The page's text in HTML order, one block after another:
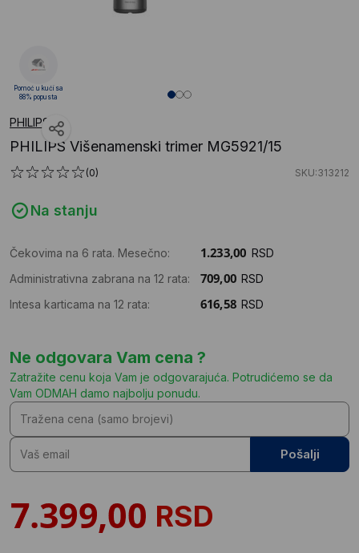
PHILIPS
PHILIPS Višenamenski trimer MG5921/15
(0) SKU:313212
Na stanju
Čekovima na 6 rata. Mesečno:
RSD
Administrativna zabrana na 12 rata:
RSD
Intesa karticama na 12 rata:
RSD
Ne odgovara Vam cena ?
Zatražite cenu koja Vam je odgovarajuća. Potrudićemo se da
Vam ODMAH damo najbolju ponudu.
Pošalji
RSD
Pomoć u kući sa
88% popusta